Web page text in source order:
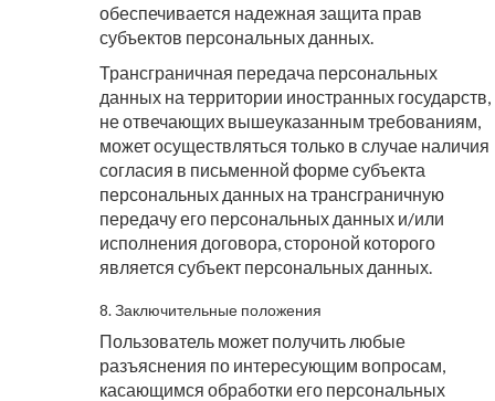
обеспечивается надежная защита прав
субъектов персональных данных.
Трансграничная передача персональных
данных на территории иностранных государств,
не отвечающих вышеуказанным требованиям,
может осуществляться только в случае наличия
согласия в письменной форме субъекта
персональных данных на трансграничную
передачу его персональных данных и/или
исполнения договора, стороной которого
является субъект персональных данных.
8. Заключительные положения
Пользователь может получить любые
разъяснения по интересующим вопросам,
касающимся обработки его персональных